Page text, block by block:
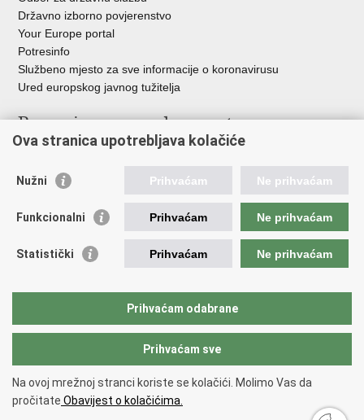
Državno izborno povjerenstvo
Your Europe portal
Potresinfo
Službeno mjesto za sve informacije o koronavirusu
Ured europskog javnog tužitelja
Poveznice pravosudnog sustava
Državno odvjetništvo
Ured za suzbijanje korupcije i organiziranog kriminaliteta
Državnoodvjetničko vijeće
Hrvatska odvjetnička komora
Europski pravosudni portal
Copyright © 2026 Ministarstvo pravosuđa, uprave i digitalne
transformacije Republike Hrvatske.
pristupačnosti.
Ova stranica upotrebljava kolačiće
Nužni Prihvaćam Ne prihvaćam
Funkcionalni Prihvaćam Ne prihvaćam
Statistički Prihvaćam Ne prihvaćam
Prihvaćam odabrane
Prihvaćam sve
Na ovoj mrežnoj stranci koriste se kolačići. Molimo Vas da
pročitate Obavijest o kolačićima.